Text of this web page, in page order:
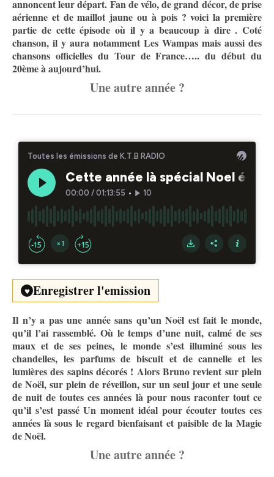
annoncent leur départ. Fan de vélo, de grand décor, de prise
aérienne et de maillot jaune ou à pois ? voici la première
partie de cette épisode où il y a beaucoup à dire . Coté
chanson, il y aura notamment Les Wampas mais aussi des
chansons officielles du Tour de France….. du début du
20ème à aujourd’hui.
Une autre année ?
♥ Enregistrer l'emission
Il n’y a pas une année sans qu’un Noël est fait le monde,
qu’il l’ai rassemblé. Où le temps d’une nuit, calmé de ses
maux et de ses peines, le monde s’est illuminé sous les
chandelles, les parfums de biscuit et de cannelle et les
lumières des sapins décorés ! Alors Bruno revient sur plein
de Noël, sur plein de réveillon, sur un seul jour et une seule
de nuit de toutes ces années là pour nous raconter tout ce
qu’il s’est passé Un moment idéal pour écouter toutes ces
années là sous le regard bienfaisant et paisible de la Magie
de Noël.
Une autre année ?